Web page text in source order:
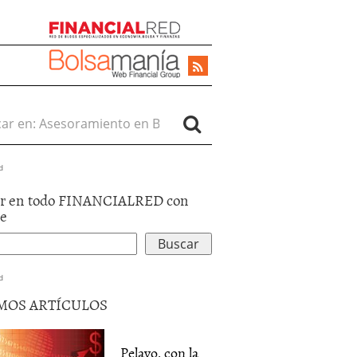
en:
en todo FINANCIALRED con
ARTÍCULOS
Pelayo, con la